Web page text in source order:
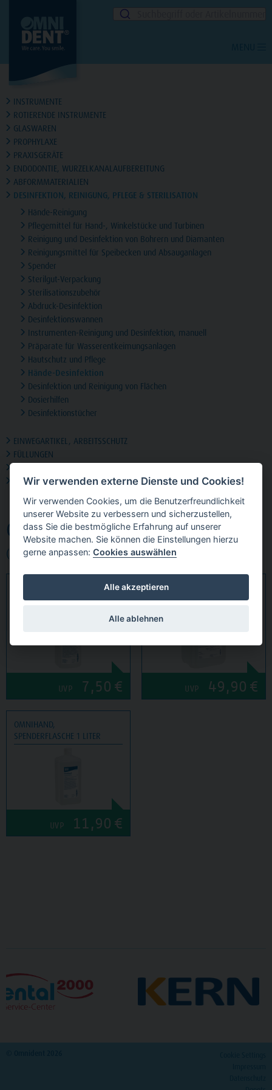
OMNIHAND
(3 Produkte)
EUROSPENDERFLASCHE 500 ML
UVP 7,50 €
OMNIHAND,
UVP 49,90 €
OMNIHAND,
SPENDERFLASCHE 1 LITER
UVP 11,90 €
INSTRUMENTE
ROTIERENDE INSTRUMENTE
GLASWAREN
PROPHYLAXE
PRAXISGERÄTE
ENDODONTIE, WURZELKANALAUFBEREITUNG
ABFORMMATERIALIEN
DESINFEKTION, REINIGUNG, PFLEGE & STERILISATION
Hände-Reinigung
Pflegemittel für Hand-, Winkelstücke und Turbinen
Reinigung und Desinfektion von Bohrern und Diamanten
Reinigungsmittel für Speibecken und Absauganlagen
Spender
Sterilgut-Verpackung
Sterilisationszubehör
Abdruck-Desinfektion
Desinfektionswannen
Instrumenten-Reinigung und Desinfektion, manuell
Präparate für Wasserentkeimungsanlagen
Hautschutz und Pflege
Hände-Desinfektion
Desinfektion und Reinigung von Flächen
Dosierhilfen
Desinfektionstücher
EINWEGARTIKEL, ARBEITSSCHUTZ
FÜLLUNGEN
MEDIKAMENTE, PHARMAZEUTIKA & SONSTIGES
Wir verwenden externe Dienste und Cookies!
Wir verwenden Cookies, um die Benutzerfreundlichkeit
unserer Website zu verbessern und sicherzustellen,
dass Sie die bestmögliche Erfahrung auf unserer
Website machen. Sie können die Einstellungen hierzu
gerne anpassen:Cookies auswählen
Alle akzeptieren
Alle ablehnen